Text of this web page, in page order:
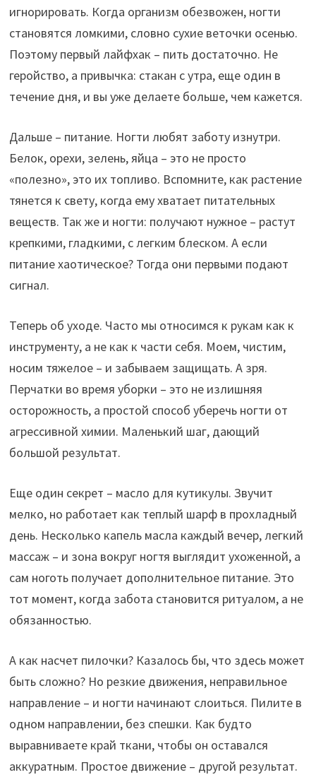
игнорировать. Когда организм обезвожен, ногти
становятся ломкими, словно сухие веточки осенью.
Поэтому первый лайфхак – пить достаточно. Не
геройство, а привычка: стакан с утра, еще один в
течение дня, и вы уже делаете больше, чем кажется.
Дальше – питание. Ногти любят заботу изнутри.
Белок, орехи, зелень, яйца – это не просто
«полезно», это их топливо. Вспомните, как растение
тянется к свету, когда ему хватает питательных
веществ. Так же и ногти: получают нужное – растут
крепкими, гладкими, с легким блеском. А если
питание хаотическое? Тогда они первыми подают
сигнал.
Теперь об уходе. Часто мы относимся к рукам как к
инструменту, а не как к части себя. Моем, чистим,
носим тяжелое – и забываем защищать. А зря.
Перчатки во время уборки – это не излишняя
осторожность, а простой способ уберечь ногти от
агрессивной химии. Маленький шаг, дающий
большой результат.
Еще один секрет – масло для кутикулы. Звучит
мелко, но работает как теплый шарф в прохладный
день. Несколько капель масла каждый вечер, легкий
массаж – и зона вокруг ногтя выглядит ухоженной, а
сам ноготь получает дополнительное питание. Это
тот момент, когда забота становится ритуалом, а не
обязанностью.
А как насчет пилочки? Казалось бы, что здесь может
быть сложно? Но резкие движения, неправильное
направление – и ногти начинают слоиться. Пилите в
одном направлении, без спешки. Как будто
выравниваете край ткани, чтобы он оставался
аккуратным. Простое движение – другой результат.